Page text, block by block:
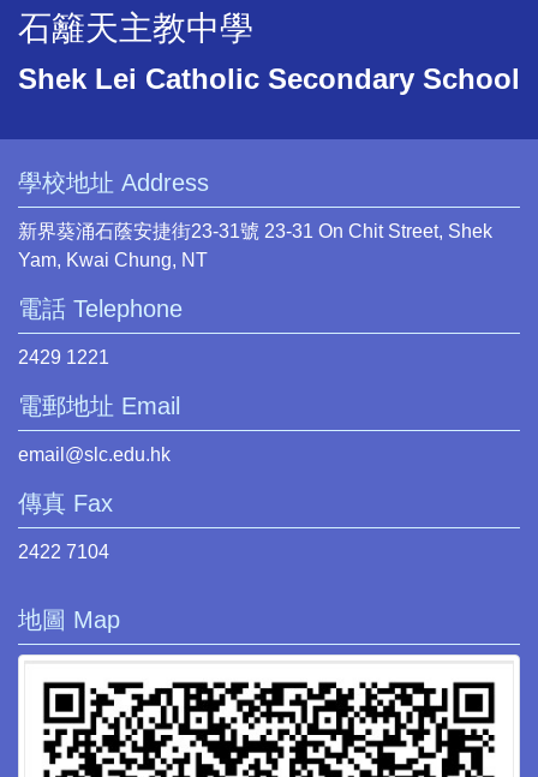
石籬天主教中學
Shek Lei Catholic Secondary School
學校地址 Address
新界葵涌石蔭安捷街23-31號 23-31 On Chit Street, Shek
Yam, Kwai Chung, NT
電話 Telephone
2429 1221
電郵地址 Email
email@slc.edu.hk
傳真 Fax
2422 7104
地圖 Map